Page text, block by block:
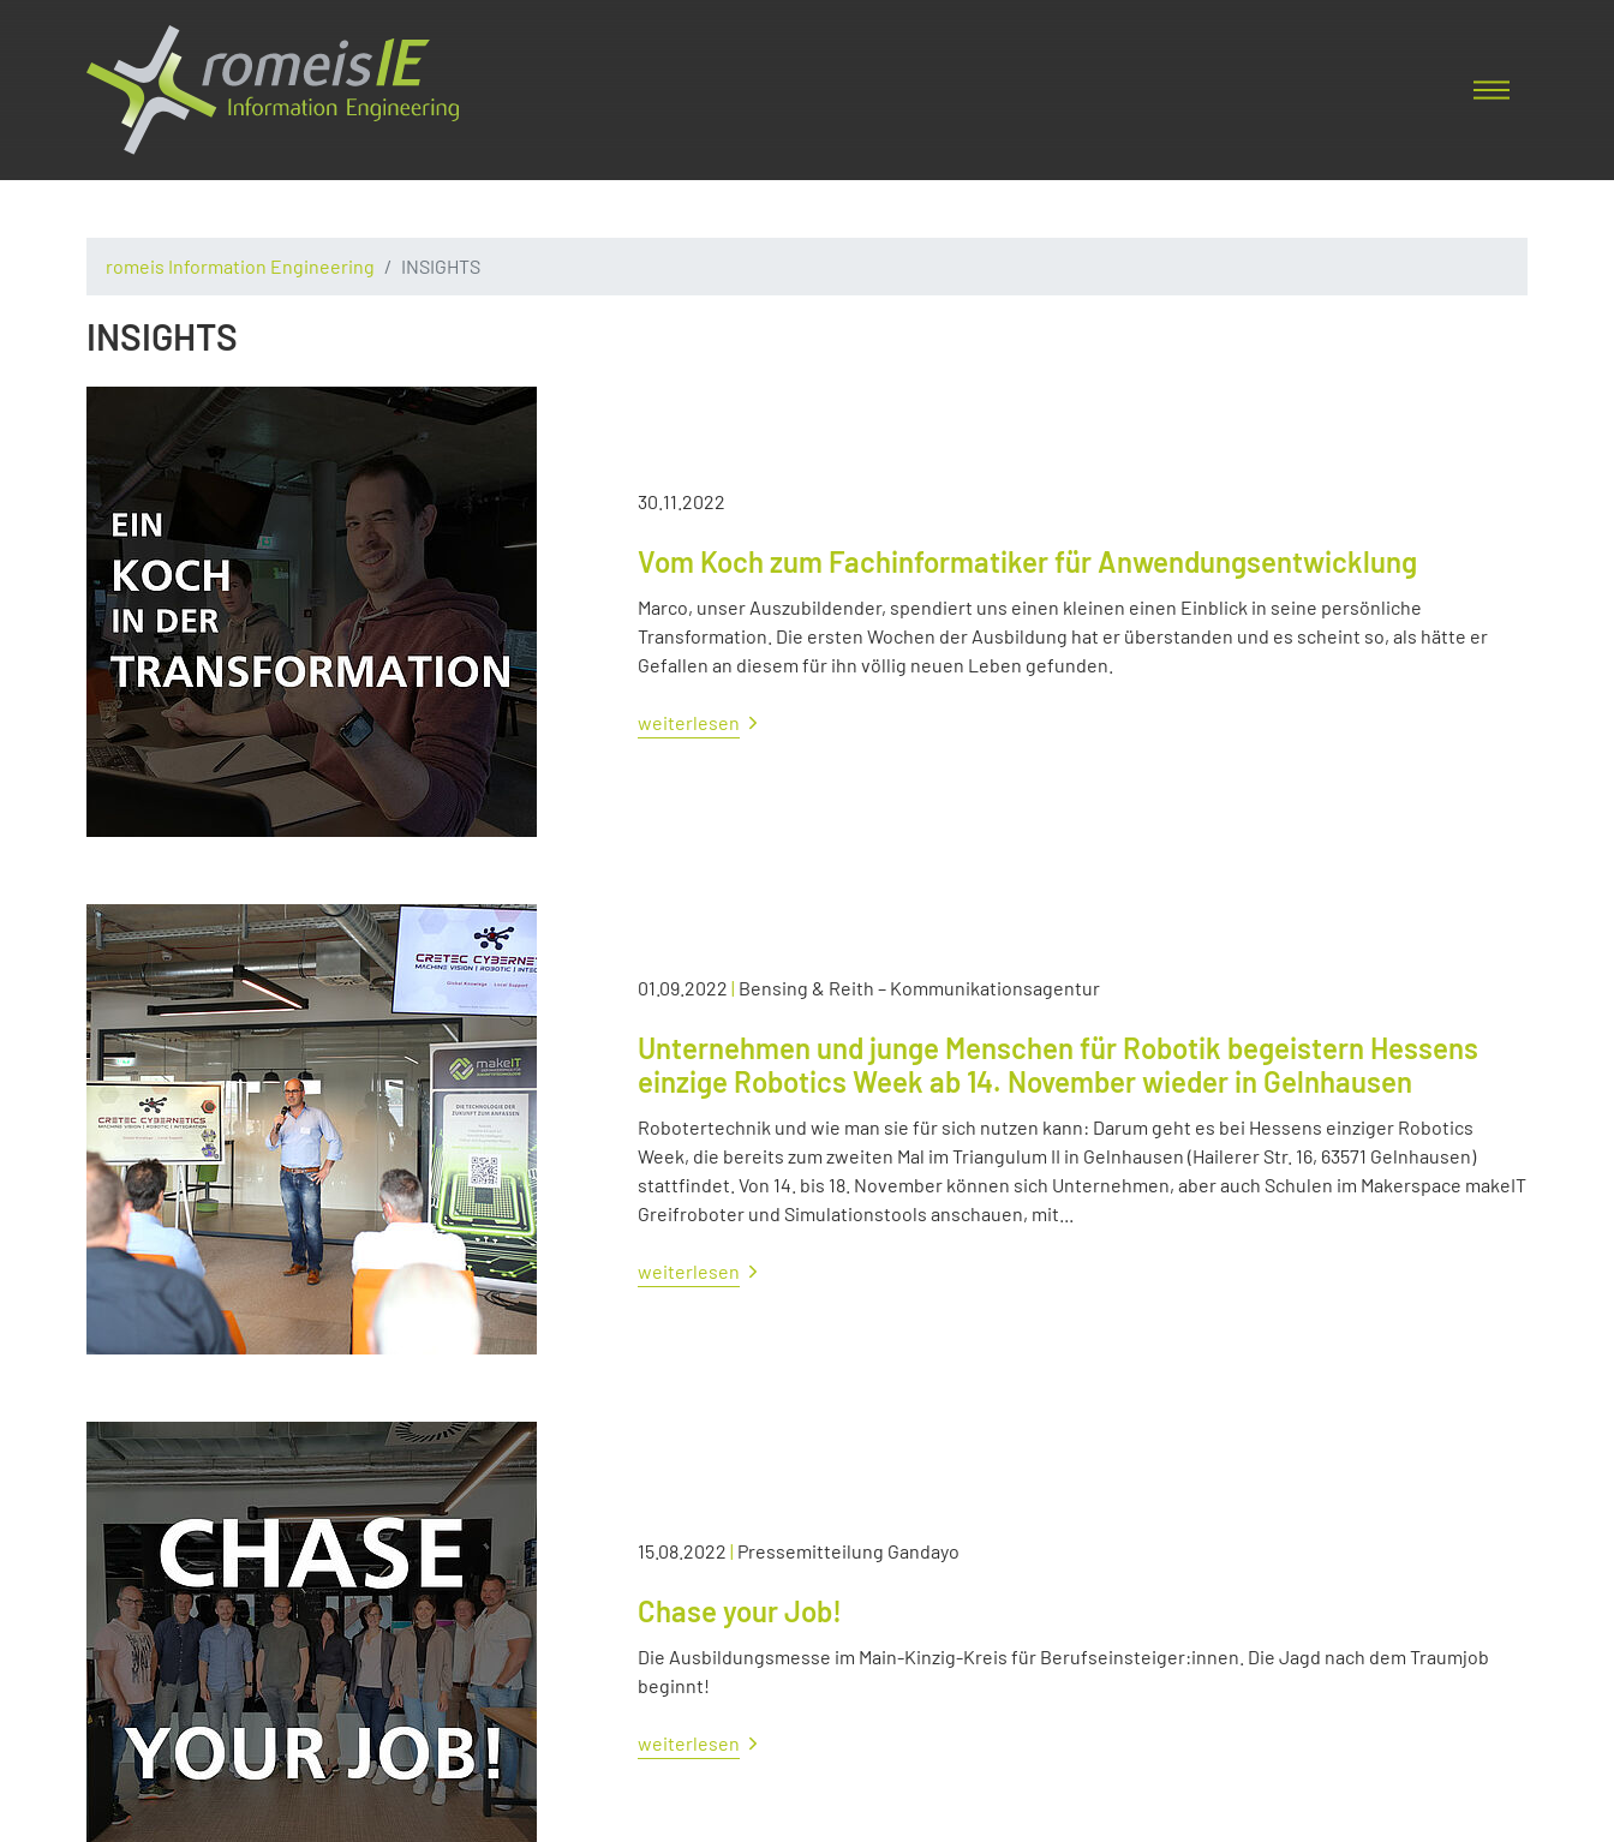
romeis Information Engineering INSIGHTS
INSIGHTS
30.11.2022
Vom Koch zum Fachinformatiker für Anwendungsentwicklung
Marco, unser Auszubildender, spendiert uns einen kleinen einen Einblick in seine persönliche
Transformation. Die ersten Wochen der Ausbildung hat er überstanden und es scheint so, als hätte er
Gefallen an diesem für ihn völlig neuen Leben gefunden.
weiterlesen
01.09.2022 | Bensing & Reith – Kommunikationsagentur
Unternehmen und junge Menschen für Robotik begeistern Hessens
einzige Robotics Week ab 14. November wieder in Gelnhausen
Robotertechnik und wie man sie für sich nutzen kann: Darum geht es bei Hessens einziger Robotics
Week, die bereits zum zweiten Mal im Triangulum II in Gelnhausen (Hailerer Str. 16, 63571 Gelnhausen)
stattfindet. Von 14. bis 18. November können sich Unternehmen, aber auch Schulen im Makerspace makeIT
Greifroboter und Simulationstools anschauen, mit...
weiterlesen
15.08.2022 | Pressemitteilung Gandayo
Chase your Job!
Die Ausbildungsmesse im Main-Kinzig-Kreis für Berufseinsteiger:innen. Die Jagd nach dem Traumjob
beginnt!
weiterlesen